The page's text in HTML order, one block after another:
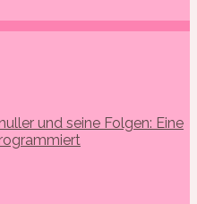
und seine Folgen: Eine